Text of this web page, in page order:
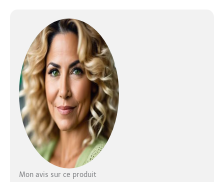
bois de hêtre massif peint
avec des couleurs non
toxiques, testé selon les
normes européennes
Mon avis sur ce produit